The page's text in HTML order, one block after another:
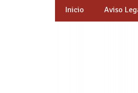
Inicio Aviso